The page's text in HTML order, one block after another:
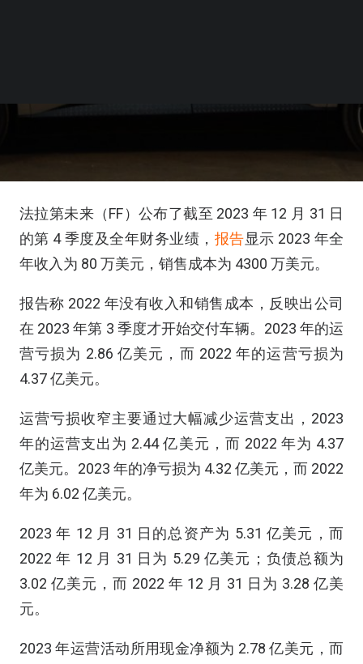
法拉第未来（FF）公布了截至 2023 年 12 月 31 日
的第 4 季度及全年财务业绩， 报告显示 2023 年全
年收入为 80 万美元，销售成本为 4300 万美元。
报告称 2022 年没有收入和销售成本，反映出公司
在 2023 年第 3 季度才开始交付车辆。2023 年的运
营亏损为 2.86 亿美元，而 2022 年的运营亏损为
4.37 亿美元。
运营亏损收窄主要通过大幅减少运营支出，2023
年的运营支出为 2.44 亿美元，而 2022 年为 4.37
亿美元。2023 年的净亏损为 4.32 亿美元，而 2022
年为 6.02 亿美元。
2023 年 12 月 31 日的总资产为 5.31 亿美元，而
2022 年 12 月 31 日为 5.29 亿美元；负债总额为
3.02 亿美元，而 2022 年 12 月 31 日为 3.28 亿美
元。
2023 年运营活动所用现金净额为 2.78 亿美元，而